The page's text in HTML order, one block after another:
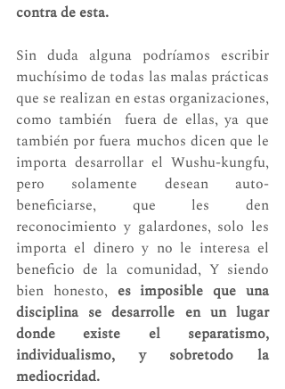
contra de esta.
Sin duda alguna podríamos escribir
muchísimo de todas las malas prácticas
que se realizan en estas organizaciones,
como también  fuera de ellas, ya que
también por fuera muchos dicen que le
importa desarrollar el Wushu-kungfu,
pero solamente desean auto-
beneficiarse, que les den
reconocimiento y galardones, solo les
importa el dinero y no le interesa el
beneficio de la comunidad, Y siendo
bien honesto, es imposible que una
disciplina se desarrolle en un lugar
donde existe el separatismo,
individualismo, y sobretodo la
mediocridad.